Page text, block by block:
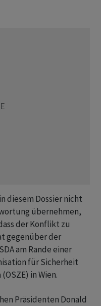
diesem Dossier nicht
übernehmen,
der Konflikt zu
gegenüber der
am Rande einer
für Sicherheit
in Wien.
Präsidenten Donald